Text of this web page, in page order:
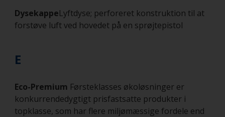
DysekappeLyftdyse; perforeret konstruktion til at
forstøve luft ved hovedet på en sprøjtepistol
E
Eco-Premium Førsteklasses økoløsninger er
konkurrendedygtigt prisfastsatte produkter i
topklasse, som har flere miljømæssige fordele end